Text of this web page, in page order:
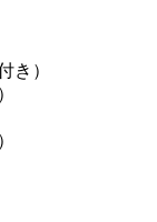
き）